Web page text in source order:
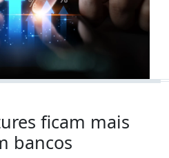
ficam mais
bancos